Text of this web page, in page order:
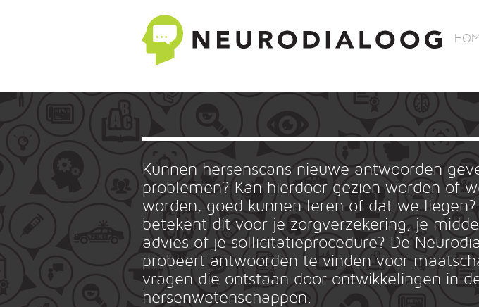
Kunnen hersenscans nieuwe antwoorden
problemen? Kan hierdoor gezien worden of
worden, goed kunnen leren of dat we
betekent dit voor je zorgverzekering, je
advies of je sollicitatieprocedure? De
probeert antwoorden te vinden voor
vragen die ontstaan door ontwikkelingen in
hersenwetenschappen.